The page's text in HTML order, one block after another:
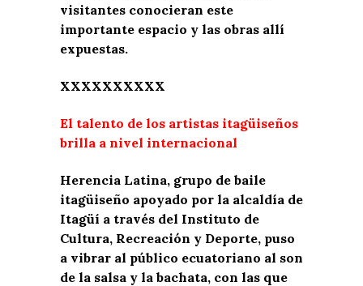
visitantes conocieran este
importante espacio y las obras allí
expuestas.
XXXXXXXXXX
El talento de los artistas itagüiseños
brilla a nivel internacional
Herencia Latina, grupo de baile
itagüiseño apoyado por la alcaldía de
Itagüí a través del Instituto de
Cultura, Recreación y Deporte, puso
a vibrar al público ecuatoriano al son
de la salsa y la bachata, con las que